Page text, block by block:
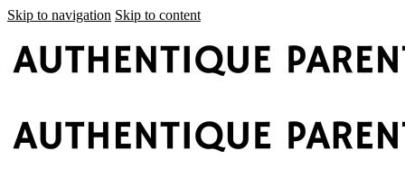
Skip to navigation Skip to content